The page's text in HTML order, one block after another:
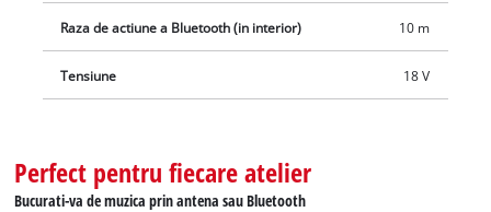
Raza de actiune a Bluetooth (in interior) 10 m
Tensiune 18 V
Perfect pentru fiecare atelier
Bucurati-va de muzica prin antena sau Bluetooth